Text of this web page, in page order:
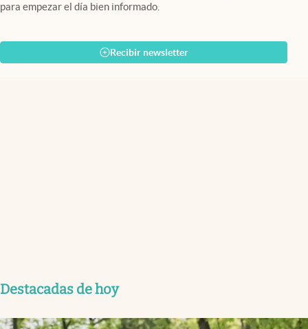
para empezar el día bien informado.
Recibir newsletter
Destacadas de hoy